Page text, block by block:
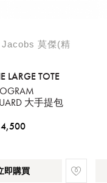
莫傑(精
LARGE TOTE
大手提包
即購買